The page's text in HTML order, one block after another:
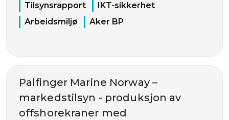
Tilsynsrapport
IKT-sikkerhet
Arbeidsmiljø
Aker BP
Palfinger Marine Norway –
markedstilsyn - produksjon av
offshorekraner med